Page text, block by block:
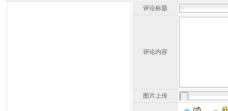
评论标题
评论内容
图片上传